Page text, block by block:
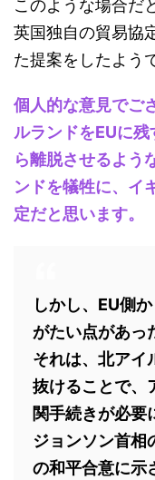
このような場合だ
英国独自の貿易協
た提案をしたよう
個人的な意見でご
ルランドをEUに
ら離脱させるよう
ンドを犠牲に、イ
定だと思います。
しかし、EU側
がたい点があっ
それは、北アイ
抜けることで、
関手続きが必要
ジョンソン首相
の和平合意に示